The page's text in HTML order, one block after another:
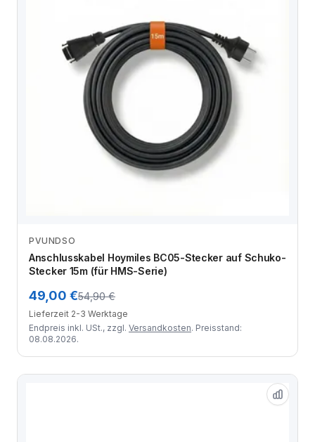
PVUNDSO
Anschlusskabel Hoymiles BC05-Stecker auf Schuko-
Stecker 15m (für HMS-Serie)
49,00 €54,90 €
Lieferzeit 2-3 Werktage
Endpreis inkl. USt., zzgl. Versandkosten. Preisstand:
08.08.2026.